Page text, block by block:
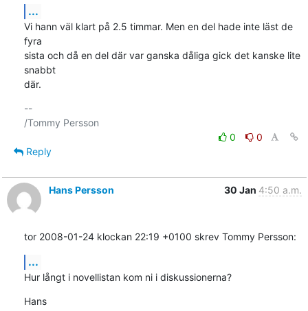
...
Vi hann väl klart på 2.5 timmar. Men en del hade inte läst de
fyra
sista och då en del där var ganska dåliga gick det kanske lite
snabbt
där.
--
0
0
Reply
Hans Persson 30 Jan 4:50 a.m.
tor 2008-01-24 klockan 22:19 +0100 skrev Tommy Persson:
...
Hur långt i novellistan kom ni i diskussionerna?
Hans